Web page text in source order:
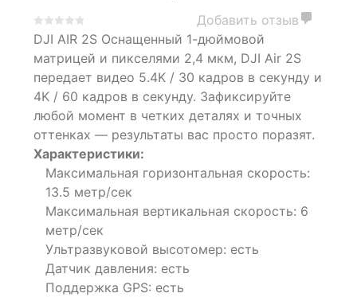
0
of
5
based
on
0
customer
Добавить отзыв
DJI AIR 2S Оснащенный 1-дюймовой
матрицей и пикселями 2,4 мкм, DJI Air 2S
передает видео 5.4K / 30 кадров в секунду и
4K / 60 кадров в секунду. Зафиксируйте
любой момент в четких деталях и точных
оттенках — результаты вас просто поразят.
Характеристики:
Максимальная горизонтальная скорость:
13.5 метр/сек
Максимальная вертикальная скорость: 6
метр/сек
Ультразвуковой высотомер: есть
Датчик давления: есть
Поддержка GPS: есть